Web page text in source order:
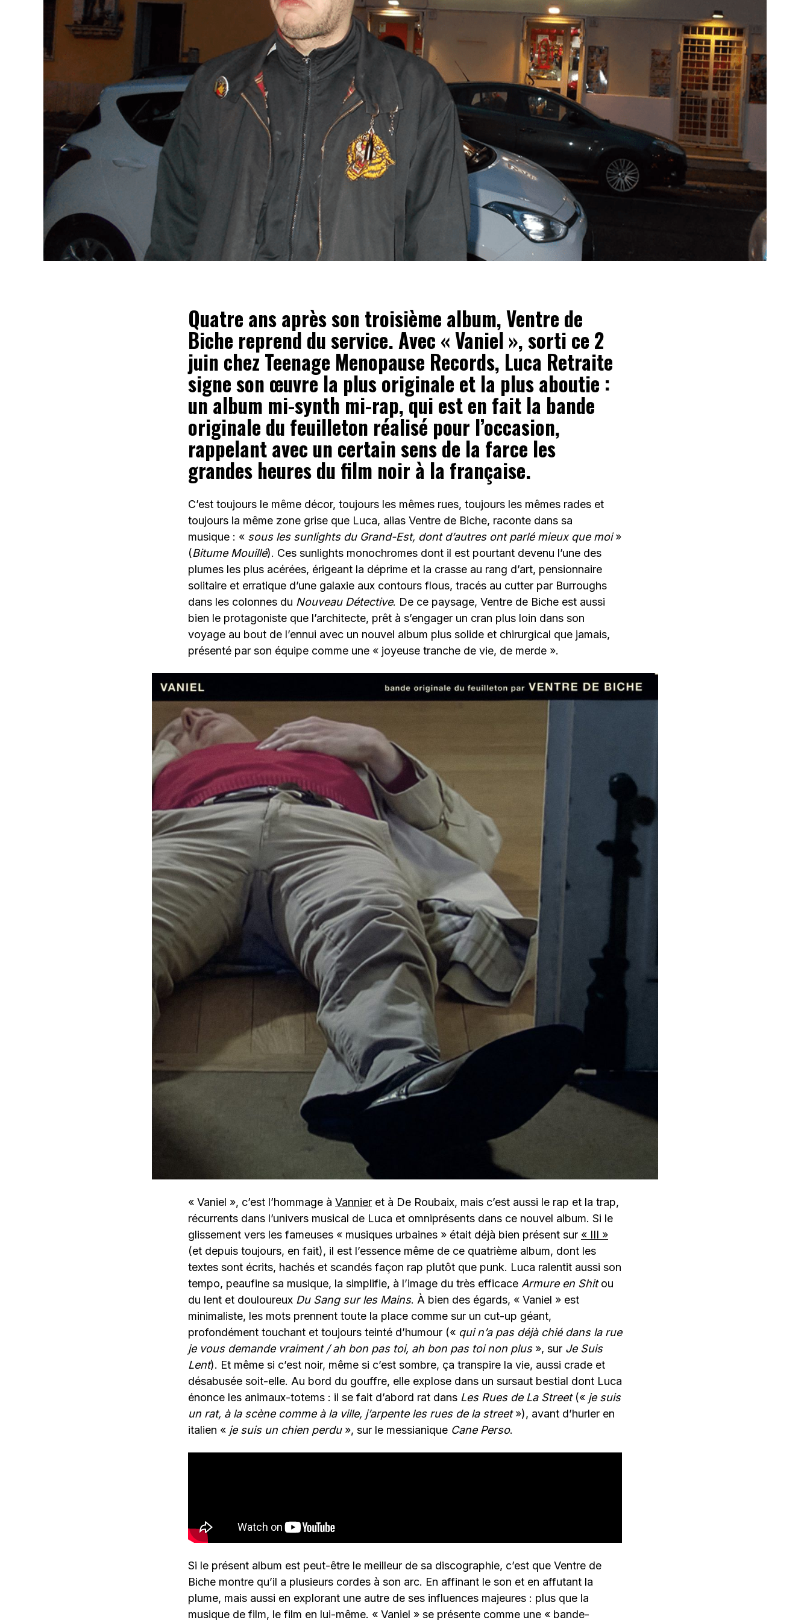
Quatre ans après son troisième album, Ventre de
Biche reprend du service. Avec « Vaniel », sorti ce 2
juin chez Teenage Menopause Records, Luca Retraite
signe son œuvre la plus originale et la plus aboutie :
un album mi-synth mi-rap, qui est en fait la bande
originale du feuilleton réalisé pour l’occasion,
rappelant avec un certain sens de la farce les
grandes heures du film noir à la française.
C’est toujours le même décor, toujours les mêmes rues, toujours les mêmes rades et
toujours la même zone grise que Luca, alias Ventre de Biche, raconte dans sa
musique : « sous les sunlights du Grand-Est, dont d’autres ont parlé mieux que moi»
(Bitume Mouillé). Ces sunlights monochromes dont il est pourtant devenu l’une des
plumes les plus acérées, érigeant la déprime et la crasse au rang d’art, pensionnaire
solitaire et erratique d’une galaxie aux contours flous, tracés au cutter par Burroughs
dans les colonnes du Nouveau Détective. De ce paysage, Ventre de Biche est aussi
bien le protagoniste que l’architecte, prêt à s’engager un cran plus loin dans son
voyage au bout de l’ennui avec un nouvel album plus solide et chirurgical que jamais,
présenté par son équipe comme une « joyeuse tranche de vie, de merde ».
« Vaniel », c’est l’hommage à Vannier et à De Roubaix, mais c’est aussi le rap et la trap,
récurrents dans l’univers musical de Luca et omniprésents dans ce nouvel album. Si le
glissement vers les fameuses « musiques urbaines » était déjà bien présent sur « III »
(et depuis toujours, en fait), il est l’essence même de ce quatrième album, dont les
textes sont écrits, hachés et scandés façon rap plutôt que punk. Luca ralentit aussi son
tempo, peaufine sa musique, la simplifie, à l’image du très efficace Armure en Shitou
du lent et douloureux Du Sang sur les Mains. À bien des égards, « Vaniel » est
minimaliste, les mots prennent toute la place comme sur un cut-up géant,
profondément touchant et toujours teinté d’humour (« qui n’a pas déjà chié dans la rue
je vous demande vraiment / ah bon pas toi, ah bon pas toi non plus», sur Je Suis
Lent). Et même si c’est noir, même si c’est sombre, ça transpire la vie, aussi crade et
désabusée soit-elle. Au bord du gouffre, elle explose dans un sursaut bestial dont Luca
énonce les animaux-totems : il se fait d’abord rat dans Les Rues de La Street(« je suis
un rat, à la scène comme à la ville, j’arpente les rues de la street»), avant d’hurler en
italien « je suis un chien perdu», sur le messianique Cane Perso.
Si le présent album est peut-être le meilleur de sa discographie, c’est que Ventre de
Biche montre qu’il a plusieurs cordes à son arc. En affinant le son et en affutant la
plume, mais aussi en explorant une autre de ses influences majeures : plus que la
musique de film, le film en lui-même. « Vaniel » se présente comme une « bande-